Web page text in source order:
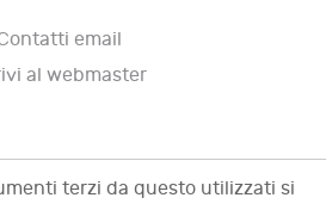
email
al webmaster
terzi da questo utilizzati si